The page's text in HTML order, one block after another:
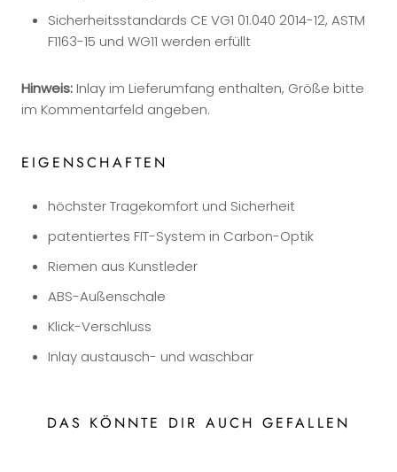
Sicherheitsstandards CE VG1 01.040 2014-12, ASTM
F1163-15 und WG11 werden erfüllt
Hinweis: Inlay im Lieferumfang enthalten, Größe bitte
im Kommentarfeld angeben.
EIGENSCHAFTEN
höchster Tragekomfort und Sicherheit
patentiertes FIT-System in Carbon-Optik
Riemen aus Kunstleder
ABS-Außenschale
Klick-Verschluss
Inlay austausch- und waschbar
DAS KÖNNTE DIR AUCH GEFALLEN